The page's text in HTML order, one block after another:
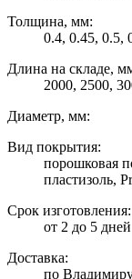
Толщина, мм:
0.4, 0.45, 0.5,
Длина на складе,
2000, 2500,
Диаметр, мм:
Вид покрытия:
порошковая
пластизоль,
Срок изготовления:
от 2 до 5 дней
Доставка:
по